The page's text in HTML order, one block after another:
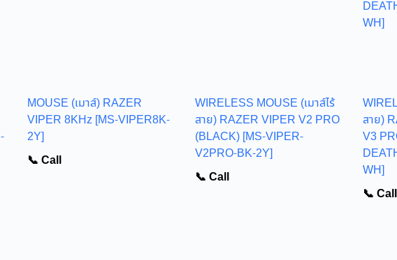
MOUSE (เมาส์) RAZER
VIPER 8KHz [MS-VIPER8K-
2Y]
📞 Call
WIRELESS MOUSE (เมาส์ไร้
สาย) RAZER VIPER V2 PRO
(BLACK) [MS-VIPER-
V2PRO-BK-2Y]
📞 Call
สาย)
V3
WH]
📞 Call